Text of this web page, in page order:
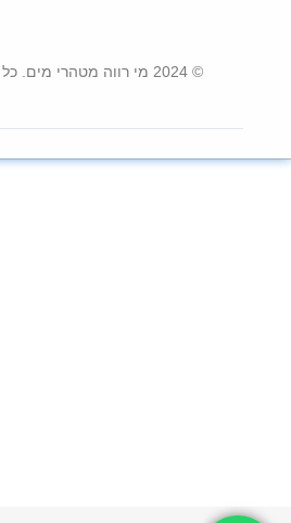
© 2024 מי רווה מטהרי מים. כל הזכויות שמורות.